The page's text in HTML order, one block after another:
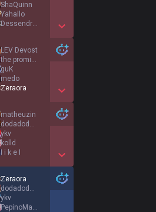
ShaQuinn
Yahallo
Dessendre Canvas
Show More Detail Games
LEV Devost
the promise
guK
medo
Zeraora
Show More Detail Games
matheuzin
dodadodadodadoda
ykv
kolld
I i k e I
Show More Detail Games
Zeraora
dodadodadodadoda
ykv
PepinoMaritimo